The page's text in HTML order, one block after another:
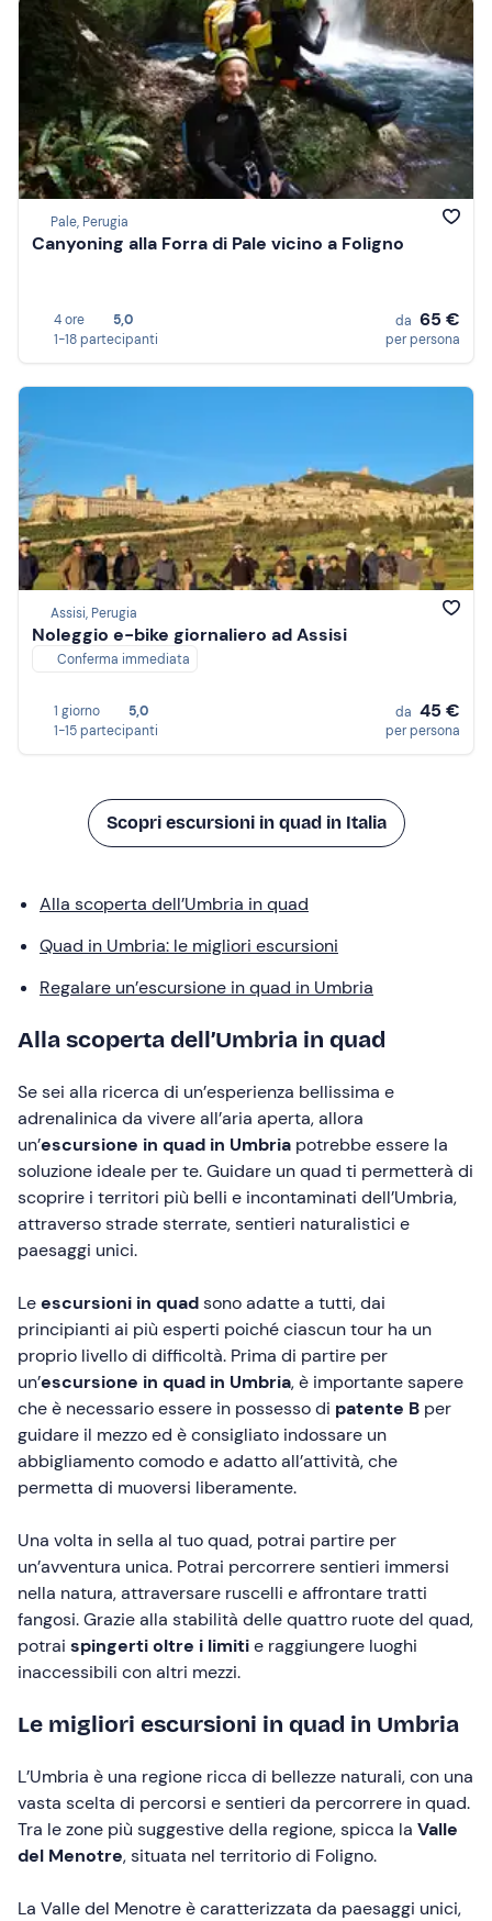
Pale, Perugia
Canyoning alla Forra di Pale vicino a Foligno
4 ore
5,0
1-18 partecipanti
da 65 €
per persona
Assisi, Perugia
Noleggio e-bike giornaliero ad Assisi
Conferma immediata
1 giorno
5,0
1-15 partecipanti
da 45 €
per persona
Scopri escursioni in quad in Italia
Alla scoperta dell’Umbria in quad
Quad in Umbria: le migliori escursioni
Regalare un’escursione in quad in Umbria
Alla scoperta dell’Umbria in quad
Se sei alla ricerca di un’esperienza bellissima e
adrenalinica da vivere all’aria aperta, allora
un’escursione in quad in Umbria potrebbe essere la
soluzione ideale per te. Guidare un quad ti permetterà di
scoprire i territori più belli e incontaminati dell’Umbria,
attraverso strade sterrate, sentieri naturalistici e
paesaggi unici.
Leescursioni in quadsono adatte a tutti, dai
principianti ai più esperti poiché ciascun tour ha un
proprio livello di difficoltà. Prima di partire per
un’escursione in quad in Umbria, è importante sapere
che è necessario essere in possesso di patente B per
guidare il mezzo ed è consigliato indossare un
abbigliamento comodo e adatto all’attività, che
permetta di muoversi liberamente.
Una volta in sella al tuo quad, potrai partire per
un’avventura unica. Potrai percorrere sentieri immersi
nella natura, attraversare ruscelli e affrontare tratti
fangosi. Grazie alla stabilità delle quattro ruote del quad,
potrai spingerti oltre i limitie raggiungere luoghi
inaccessibili con altri mezzi.
Le migliori escursioni in quad in Umbria
L’Umbria è una regione ricca di bellezze naturali, con una
vasta scelta di percorsi e sentieri da percorrere in quad.
Tra le zone più suggestive della regione, spicca la Valle
del Menotre, situata nel territorio di Foligno.
La Valle del Menotre è caratterizzata da paesaggi unici,